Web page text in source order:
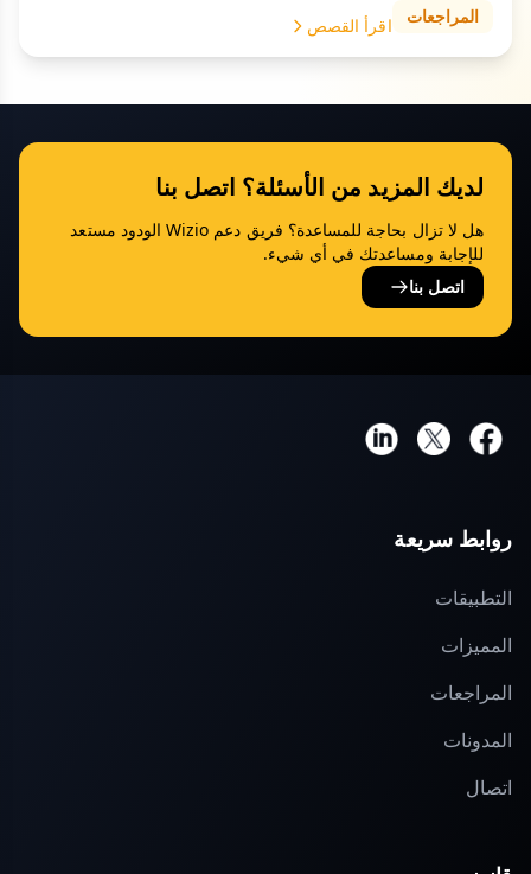
المراجعات
اقرأ القصص
لديك المزيد من الأسئلة؟ اتصل بنا
هل لا تزال بحاجة للمساعدة؟ فريق دعم Wizio الودود مستعد
للإجابة ومساعدتك في أي شيء.
اتصل بنا
روابط سريعة
التطبيقات
المميزات
المراجعات
المدونات
اتصال